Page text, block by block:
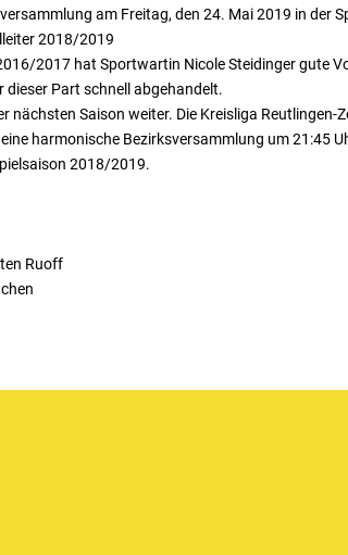
am Freitag, den 24. Mai 2019 in der
2018/2019
2017 hat Sportwartin Nicole Steidinger gute
Part schnell abgehandelt.
nächsten Saison weiter. Die Kreisliga
harmonische Bezirksversammlung um 21:45
2018/2019.
Ruoff